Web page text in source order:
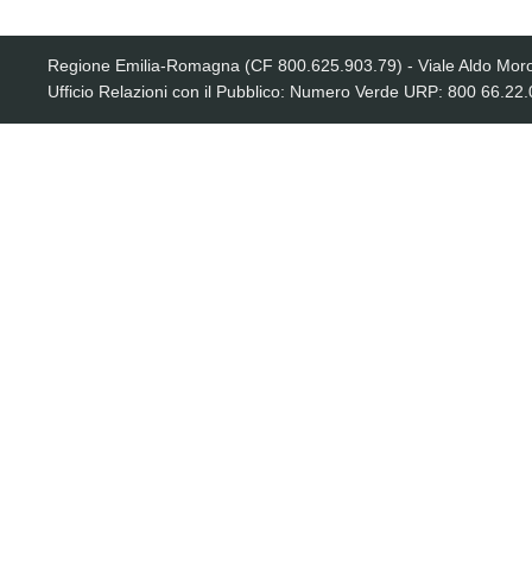
Regione Emilia-Romagna (CF 800.625.903.79) - Viale Aldo
Ufficio Relazioni con il Pubblico: Numero Verde URP: 800